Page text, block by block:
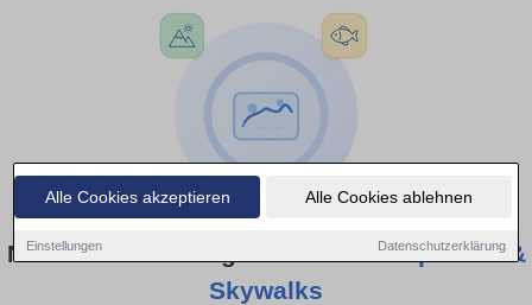
Alle Cookies akzeptieren Alle Cookies ablehnen
Einstellungen Datenschutzerklärung
Noch keine Einträge für
Aussichtspunkte &
Skywalks